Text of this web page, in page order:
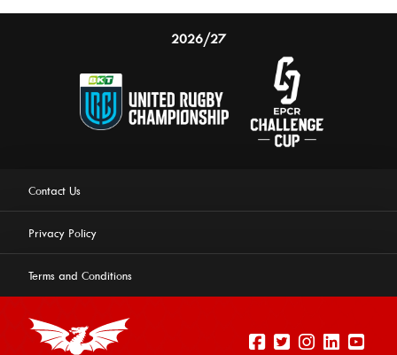
2026/27
Contact Us
Privacy Policy
Terms and Conditions